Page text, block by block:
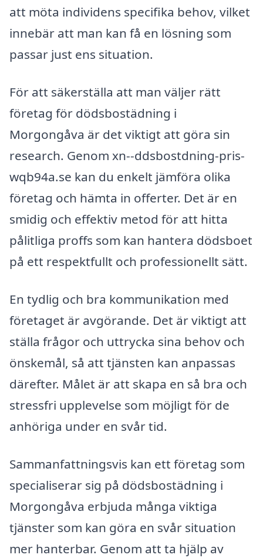
att möta individens specifika behov, vilket
innebär att man kan få en lösning som
passar just ens situation.
För att säkerställa att man väljer rätt
företag för dödsbostädning i
Morgongåva är det viktigt att göra sin
research. Genom xn--ddsbostdning-pris-
wqb94a.se kan du enkelt jämföra olika
företag och hämta in offerter. Det är en
smidig och effektiv metod för att hitta
pålitliga proffs som kan hantera dödsboet
på ett respektfullt och professionellt sätt.
En tydlig och bra kommunikation med
företaget är avgörande. Det är viktigt att
ställa frågor och uttrycka sina behov och
önskemål, så att tjänsten kan anpassas
därefter. Målet är att skapa en så bra och
stressfri upplevelse som möjligt för de
anhöriga under en svår tid.
Sammanfattningsvis kan ett företag som
specialiserar sig på dödsbostädning i
Morgongåva erbjuda många viktiga
tjänster som kan göra en svår situation
mer hanterbar. Genom att ta hjälp av